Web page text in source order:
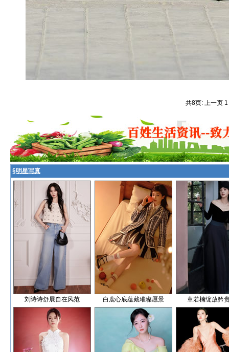
共8页: 上一页 1
§明星写真
刘诗诗舒展自在风范 白鹿心底蕴藏璀璨愿景 章若楠绽放矜